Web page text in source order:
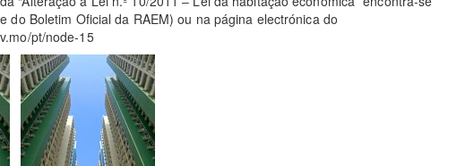
do Boletim Oficial da RAEM) ou na página electrónica do
pt/node-15